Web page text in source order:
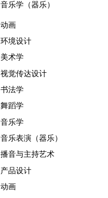
音乐学（器乐）
动画
环境设计
美术学
视觉传达设计
书法学
舞蹈学
音乐学
音乐表演（器乐）
播音与主持艺术
产品设计
动画